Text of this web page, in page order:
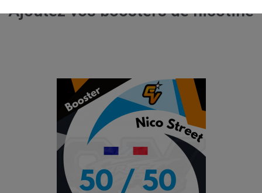
Ajoutez vos boosters de nicotine